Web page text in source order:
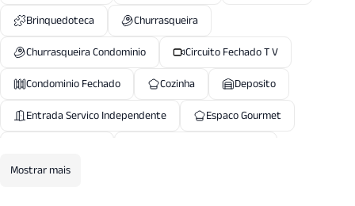
Brinquedoteca
Churrasqueira
Churrasqueira Condominio
Circuito Fechado T V
Condominio Fechado
Cozinha
Deposito
Entrada Servico Independente
Espaco Gourmet
Estar Intimo
Mostrar mais